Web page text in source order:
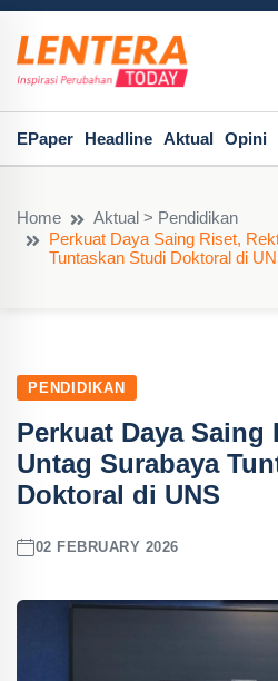
EPaper Headline Aktual Opini
Home
Aktual > Pendidikan
Perkuat Daya Saing Riset,
Tuntaskan Studi Doktoral di
PENDIDIKAN
Perkuat Daya Saing
Untag Surabaya
Doktoral di UNS
02 FEBRUARY 2026